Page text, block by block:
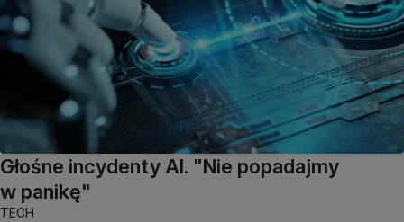
Głośne incydenty AI. "Nie popadajmy
w panikę"
TECH